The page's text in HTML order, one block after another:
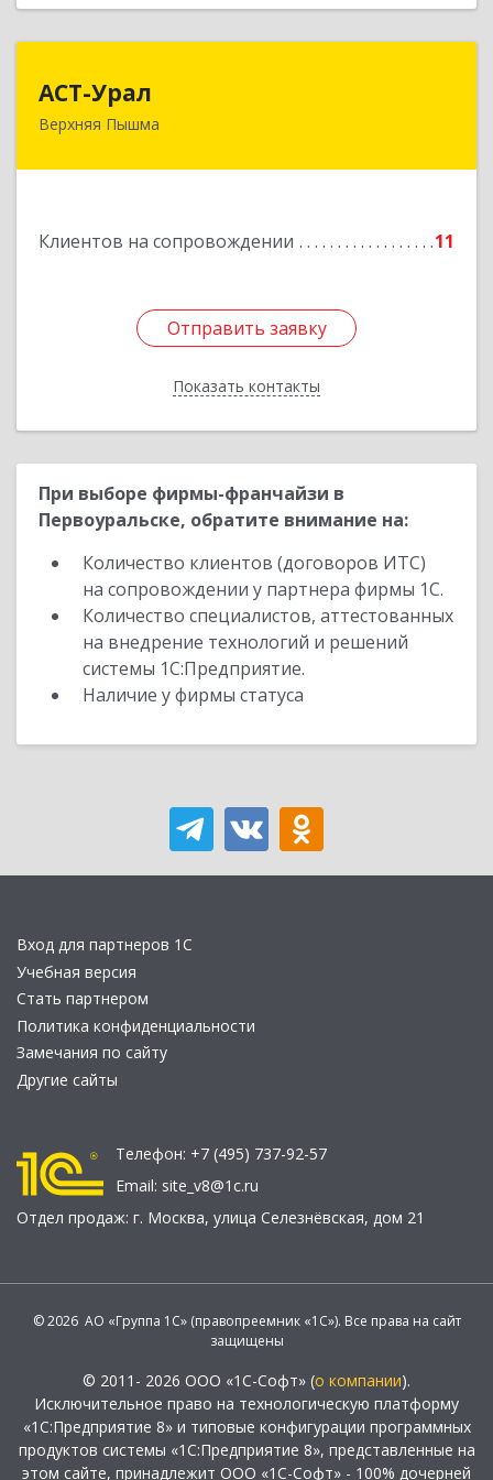
АСТ-Урал
Верхняя Пышма
Клиентов на сопровождении 11
Отправить заявку
Показать контакты
624090, Свердловская обл, Верхняя Пышма г,
Отправить заявку
Назад
При выборе фирмы-франчайзи в
Первоуральске, обратите внимание на:
Количество клиентов (договоров ИТС)
на сопровождении у партнера фирмы 1С.
Количество специалистов, аттестованных
на внедрение технологий и решений
системы 1С:Предприятие.
Наличие у фирмы статуса
Вход для партнеров 1С
Учебная версия
Стать партнером
Политика конфиденциальности
Замечания по сайту
Другие сайты
Телефон: +7 (495) 737-92-57
Email: site_v8@1c.ru
Отдел продаж: г. Москва, улица Селезнёвская, дом 21
© 2026 АО «Группа 1С» (правопреемник «1С»). Все права на сайт
защищены
© 2011- 2026 ООО «1С-Софт» (о компании).
Исключительное право на технологическую платформу
«1С:Предприятие 8» и типовые конфигурации программных
продуктов системы «1С:Предприятие 8», представленные на
этом сайте, принадлежит ООО «1С-Софт» - 100% дочерней